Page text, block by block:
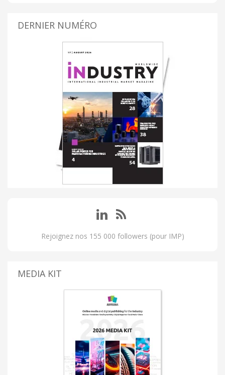
DERNIER NUMÉRO
Rejoignez nos 155 000 followers (pour IMP)
MEDIA KIT